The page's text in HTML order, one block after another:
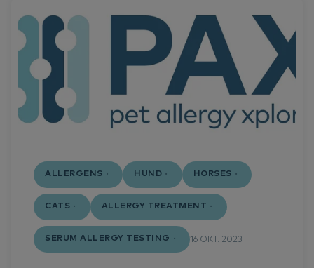
ALLERGENS HUND HORSES
CATS ALLERGY TREATMENT
SERUM ALLERGY TESTING 16 OKT. 2023